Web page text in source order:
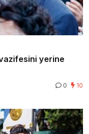
yerine
0 10